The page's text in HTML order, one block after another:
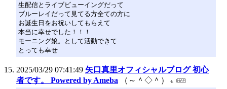
生配信とライブビューイングだって
ブルーレイだって見てる方全ての方に
お誕生日をお祝いしてもらえて
本当に幸せでした！！！
モーニング娘。として活動できて
とっても幸せ
2025/03/29 07:41:49 矢口真里オフィシャルブログ 初心
者です。 Powered by Ameba
（～＾◇＾）